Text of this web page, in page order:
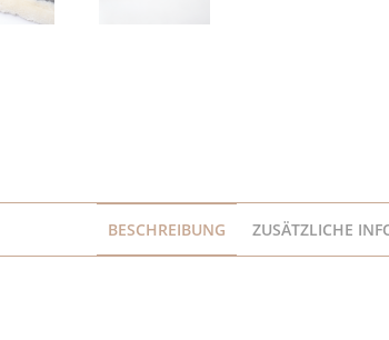
BESCHREIBUNG ZUSÄTZLICHE